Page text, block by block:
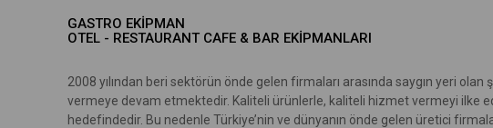
GASTRO EKİPMAN
OTEL - RESTAURANT CAFE & BAR EKİPMANLARI
2008 yılından beri sektörün önde gelen firmaları arasında saygın yeri
vermeye devam etmektedir. Kaliteli ürünlerle, kaliteli hizmet vermeyi ilke
hedefindedir. Bu nedenle Türkiye’nin ve dünyanın önde gelen üretici